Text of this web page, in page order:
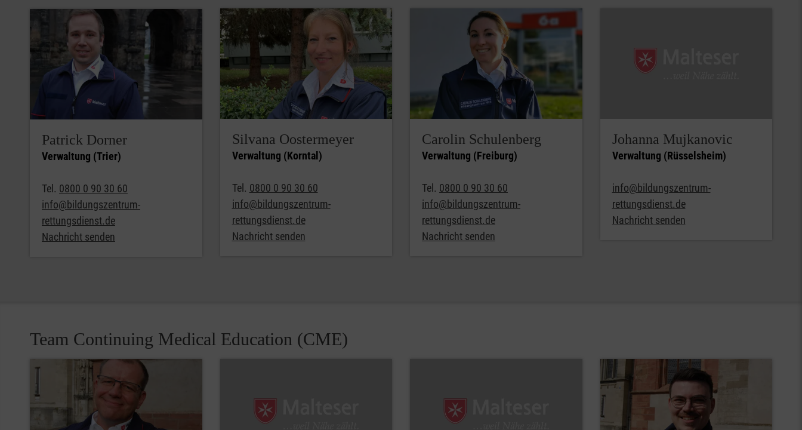
Patrick Dorner
Verwaltung (Trier)
Tel. 0800 0 90 30 60
info@bildungszentrum-
rettungsdienst.de
Nachricht senden
Silvana Oostermeyer
Verwaltung (Korntal)
Tel. 0800 0 90 30 60
info@bildungszentrum-
rettungsdienst.de
Nachricht senden
Carolin Schulenberg
Verwaltung (Freiburg)
Tel. 0800 0 90 30 60
info@bildungszentrum-
rettungsdienst.de
Nachricht senden
Johanna Mujkanovic
Verwaltung (Rüsselsheim)
info@bildungszentrum-
rettungsdienst.de
Nachricht senden
Team Continuing Medical Education (CME)